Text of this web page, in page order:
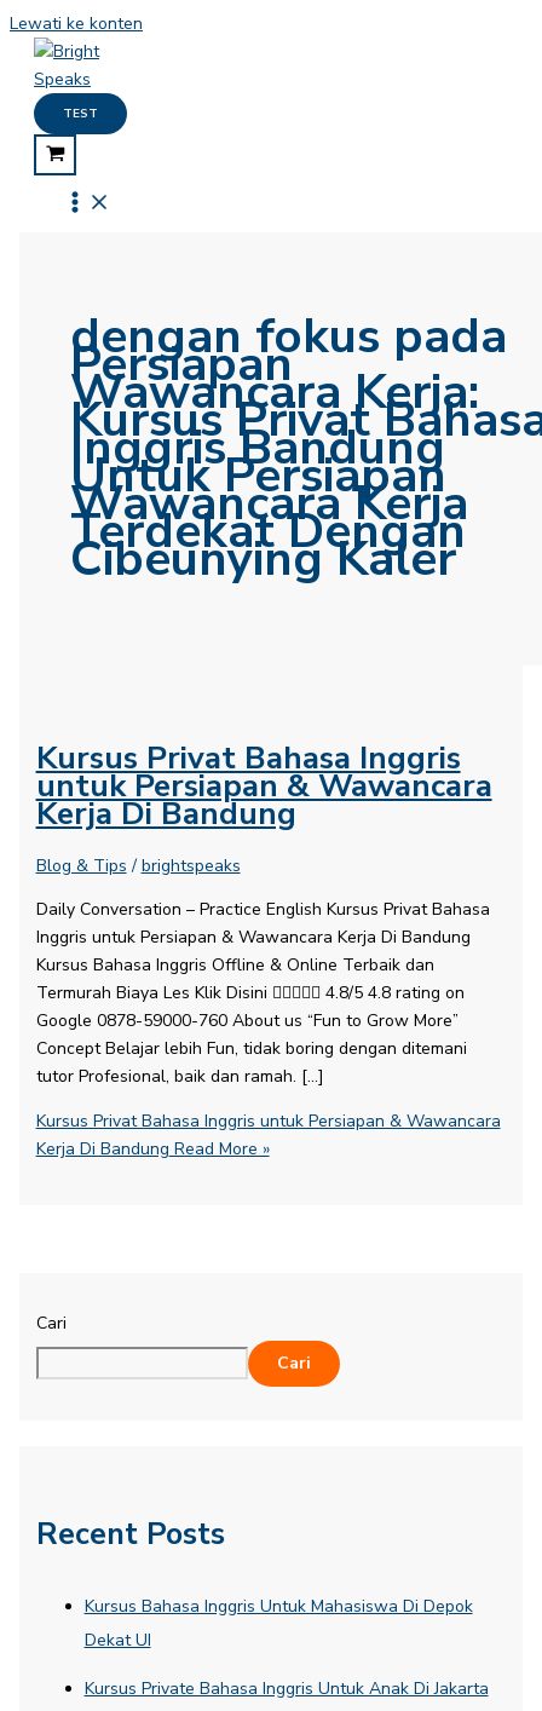
Lewati ke konten
TEST
dengan fokus pada
Persiapan
Wawancara Kerja:
Kursus Privat
Inggris Bandung
Untuk Persiapan
Wawancara Kerja
Terdekat Dengan
Cibeunying Kaler
Kursus Privat Bahasa Inggris
untuk Persiapan & Wawancara
Kerja Di Bandung
Blog & Tips / brightspeaks
Daily Conversation – Practice English​ Kursus Privat Bahasa
Inggris untuk Persiapan & Wawancara Kerja Di Bandung
Kursus Bahasa Inggris Offline & Online Terbaik dan
Termurah Biaya Les Klik Disini  4.8/5 4.8 rating on
Google 0878-59000-760 About us “Fun to Grow More”
Concept Belajar lebih Fun, tidak boring dengan ditemani
tutor Profesional, baik dan ramah. […]
Kursus Privat Bahasa Inggris untuk Persiapan & Wawancara
Kerja Di Bandung Read More »
Cari
Cari
Recent Posts
Kursus Bahasa Inggris Untuk Mahasiswa Di Depok
Dekat UI
Kursus Private Bahasa Inggris Untuk Anak Di Jakarta